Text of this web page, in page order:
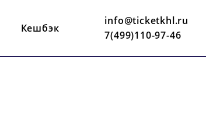
Кешбэк
info@ticketkhl.ru
7(499)110-97-46